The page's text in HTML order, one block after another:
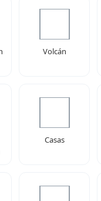
Volcán
Casas